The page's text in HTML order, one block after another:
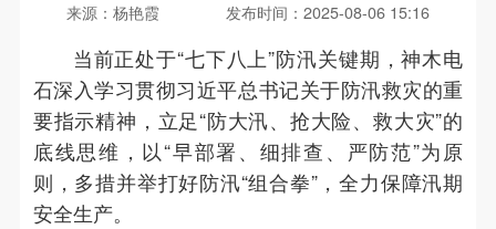
来源：杨艳霞 发布时间：2025-08-06 15:16
当前正处于“七下八上”防汛关键期，神木电
石深入学习贯彻习近平总书记关于防汛救灾的重
要指示精神，立足“防大汛、抢大险、救大灾”的
底线思维，以“早部署、细排查、严防范”为原
则，多措并举打好防汛“组合拳”，全力保障汛期
安全生产。